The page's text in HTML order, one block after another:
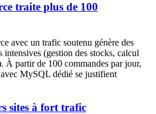
traite plus de 100
avec un trafic soutenu génère des
intensives (gestion des stocks, calcul
À partir de 100 commandes par jour,
MySQL dédié se justifient
sites à fort trafic